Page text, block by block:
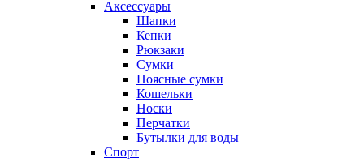
Аксессуары
Шапки
Кепки
Рюкзаки
Сумки
Поясные сумки
Кошельки
Носки
Перчатки
Бутылки для воды
Спорт